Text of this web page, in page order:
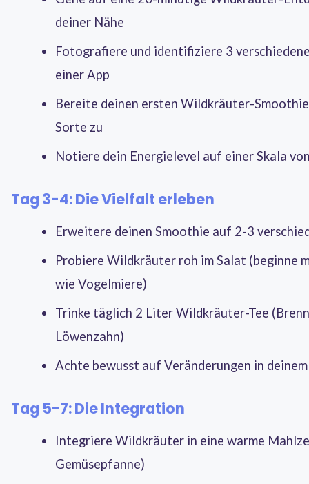
deiner Nähe
Fotografiere und identifiziere 3
einer App
Bereite deinen ersten Wildkräuter-
Sorte zu
Notiere dein Energielevel auf einer Skala
Tag 3-4: Die Vielfalt erleben
Erweitere deinen Smoothie auf 2-3
Probiere Wildkräuter roh im Salat (beginne
wie Vogelmiere)
Trinke täglich 2 Liter Wildkräuter-Tee
Löwenzahn)
Achte bewusst auf Veränderungen in
Tag 5-7: Die Integration
Integriere Wildkräuter in eine warme
Gemüsepfanne)